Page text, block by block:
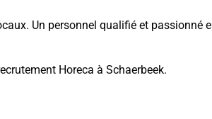
Un personnel qualifié et passionné
Horeca à Schaerbeek.